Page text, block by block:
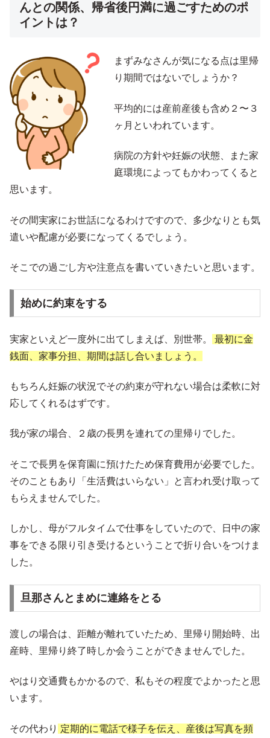
んとの関係、帰省後円満に過ごすためのポ
イントは？
まずみなさんが気になる点は里帰
り期間ではないでしょうか？
平均的には産前産後も含め２〜３
ヶ月といわれています。
病院の方針や妊娠の状態、また家
庭環境によってもかわってくると
思います。
その間実家にお世話になるわけですので、多少なりとも気
遣いや配慮が必要になってくるでしょう。
そこでの過ごし方や注意点を書いていきたいと思います。
始めに約束をする
実家といえど一度外に出てしまえば、別世帯。
最初に金
銭面、家事分担、期間は話し合いましょう。
もちろん妊娠の状況でその約束が守れない場合は柔軟に対
応してくれるはずです。
我が家の場合、２歳の長男を連れての里帰りでした。
そこで長男を保育園に預けたため保育費用が必要でした。
そのこともあり「生活費はいらない」と言われ受け取って
もらえませんでした。
しかし、母がフルタイムで仕事をしていたので、日中の家
事をできる限り引き受けるということで折り合いをつけま
した。
旦那さんとまめに連絡をとる
渡しの場合は、距離が離れていたため、里帰り開始時、出
産時、里帰り終了時しか会うことができませんでした。
やはり交通費もかかるので、私もその程度でよかったと思
います。
その代わり 定期的に電話で様子を伝え、産後は写真を頻